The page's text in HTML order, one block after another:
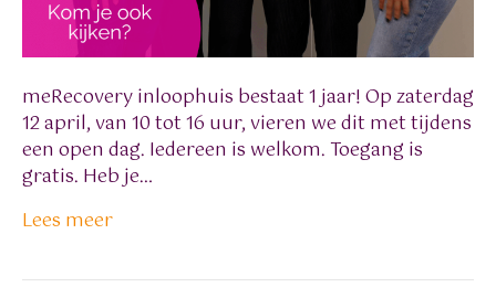
meRecovery inloophuis bestaat 1 jaar! Op zaterdag
12 april, van 10 tot 16 uur, vieren we dit met tijdens
een open dag. Iedereen is welkom. Toegang is
gratis. Heb je…
Lees meer